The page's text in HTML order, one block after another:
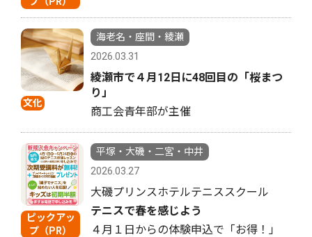
文化
海老名・座間・綾瀬
2026.03.31
綾瀬市で４月12日に48回目の「桜まつ
り」
商工会青年部が主催
ピックアッ
プ（PR）
平塚・大磯・二宮・中井
2026.03.27
大磯プリンスホテルテニススクール
テニスで春を感じよう
４月１日からの体験申込で「お得！」